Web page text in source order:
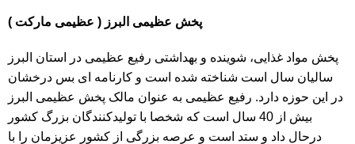
پخش عظیمی البرز ( عظیمی مارکت )
پخش مواد غذایی، شوینده و بهداشتی رفیع عظیمی در استان البرز
سالیان سال است شناخته شده است و کارنامه ای بس درخشان
در این حوزه دارد. رفیع عظیمی به عنوان مالک پخش عظیمی البرز
بیش از 40 سال است که شخصا با تولیدکنندگان بزرگ کشور
درحال داد و ستد است و عرصه بزرگی از کشور عزیزمان را با